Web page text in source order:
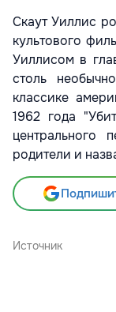
Скаут Уиллис
культового
Уиллисом в
столь
классике
1962 года
центрального
родители и
Источник